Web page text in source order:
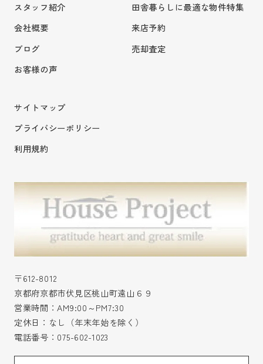
スタッフ紹介
会社概要
ブログ
お客様の声
田舎暮らしに最適な物件特集
来店予約
売却査定
サイトマップ
プライバシーポリシー
利用規約
〒612-8012
京都府京都市伏見区桃山町遠山６９
営業時間：AM9:00～PM7:30
定休日：なし（年末年始を除く）
電話番号： 075-602-1023